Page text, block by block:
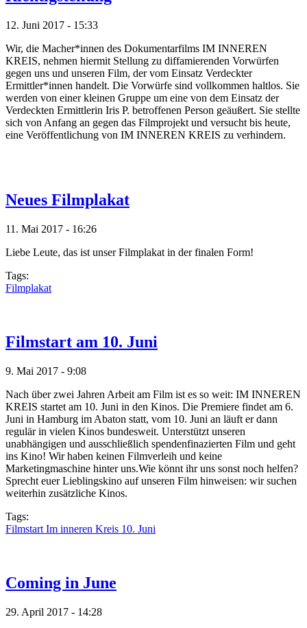
12. Juni 2017 - 15:33
Wir, die Macher*innen des Dokumentarfilms IM INNEREN
KREIS, nehmen hiermit Stellung zu diffamierenden Vorwürfen
gegen uns und unseren Film, der vom Einsatz Verdeckter
Ermittler*innen handelt. Die Vorwürfe sind vollkommen haltlos. Sie
werden von einer kleinen Gruppe um eine von dem Einsatz der
Verdeckten Ermittlerin Iris P. betroffenen Person geäußert. Sie stellte
sich von Anfang an gegen das Filmprojekt und versucht bis heute,
eine Veröffentlichung von IM INNEREN KREIS zu verhindern.
Neues Filmplakat
11. Mai 2017 - 16:26
Liebe Leute, das ist unser Filmplakat in der finalen Form!
Tags:
Filmplakat
Filmstart am 10. Juni
9. Mai 2017 - 9:08
Nach über zwei Jahren Arbeit am Film ist es so weit: IM INNEREN
KREIS startet am 10. Juni in den Kinos. Die Premiere findet am 6.
Juni in Hamburg im Abaton statt, vom 10. Juni an läuft er dann
regulär in vielen Kinos bundesweit. Unterstützt unseren
unabhängigen und ausschließlich spendenfinazierten Film und geht
ins Kino! Wir haben keinen Filmverleih und keine
Marketingmaschine hinter uns.Wie könnt ihr uns sonst noch helfen?
Sprecht euer Lieblingskino auf unseren Film hinweisen: wir suchen
weiterhin zusätzliche Kinos.
Tags:
Filmstart Im inneren Kreis 10. Juni
Coming in June
29. April 2017 - 14:28